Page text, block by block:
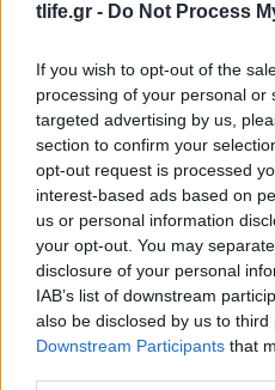
tlife.gr - Do Not Process
If you wish to opt-out of the
processing of your personal or
targeted advertising by us,
section to confirm your
opt-out request is processed
interest-based ads based on
us or personal information
your opt-out. You may
disclosure of your personal
IAB’s list of downstream
also be disclosed by us to third
Downstream Participants that
H Βαλέρια Χοψονίδου
γιο της στην
09.08.2026